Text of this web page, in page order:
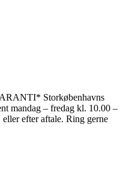
Storkøbenhavns
mandag – fredag kl. 10.00 –
efter aftale. Ring gerne